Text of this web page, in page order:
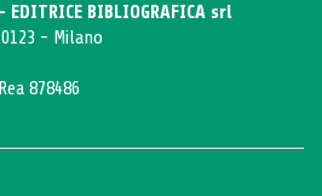
BIBLIOGRAFICA srl
- Milano
878486